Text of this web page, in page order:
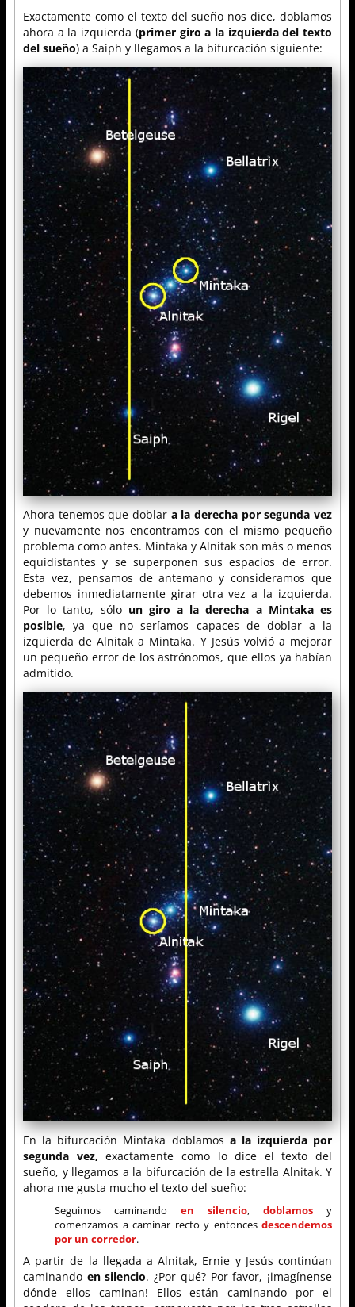
Exactamente como el texto del sueño nos dice, doblamos
ahora a la izquierda (primer giro a la izquierda del texto
del sueño) a Saiph y llegamos a la bifurcación siguiente:
Ahora tenemos que doblar a la derecha por segunda vez
y nuevamente nos encontramos con el mismo pequeño
problema como antes. Mintaka y Alnitak son más o menos
equidistantes y se superponen sus espacios de error.
Esta vez, pensamos de antemano y consideramos que
debemos inmediatamente girar otra vez a la izquierda.
Por lo tanto, sólo un giro a la derecha a Mintaka es
posible, ya que no seríamos capaces de doblar a la
izquierda de Alnitak a Mintaka. Y Jesús volvió a mejorar
un pequeño error de los astrónomos, que ellos ya habían
admitido.
En la bifurcación Mintaka doblamos a la izquierda por
segunda vez, exactamente como lo dice el texto del
sueño, y llegamos a la bifurcación de la estrella Alnitak. Y
ahora me gusta mucho el texto del sueño:
Seguimos caminando en silencio, doblamos y
comenzamos a caminar recto y entonces descendemos
por un corredor.
A partir de la llegada a Alnitak, Ernie y Jesús continúan
caminando en silencio. ¿Por qué? Por favor, ¡imagínense
dónde ellos caminan! Ellos están caminando por el